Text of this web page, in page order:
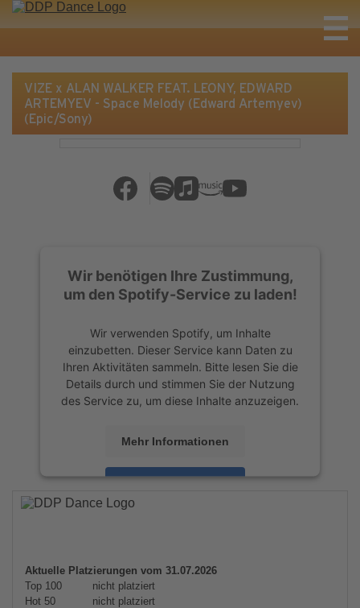
VIZE x ALAN WALKER FEAT. LEONY, EDWARD
ARTEMYEV - Space Melody (Edward Artemyev)
(Epic/Sony)
Wir benötigen Ihre Zustimmung,
um den Spotify-Service zu laden!
Wir verwenden Spotify, um Inhalte
einzubetten. Dieser Service kann Daten zu
Ihren Aktivitäten sammeln. Bitte lesen Sie die
Details durch und stimmen Sie der Nutzung
des Service zu, um diese Inhalte anzuzeigen.
Mehr Informationen
Akzeptieren
powered by
Aktuelle Platzierungen vom 31.07.2026
Top 100
nicht platziert
Hot 50
nicht platziert